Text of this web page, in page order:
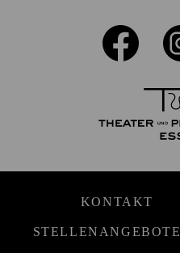
KONTAKT
STELLENANGEBOTE